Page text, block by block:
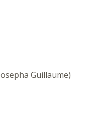
Guillaume)